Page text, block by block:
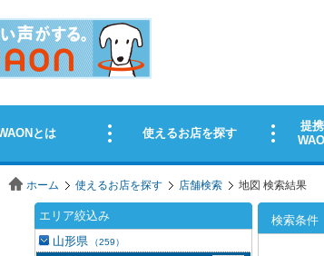
ホーム 使えるお店を探す 店舗検索 地図 検索結果
検索条件
エリア絞込み
山形県
（259）